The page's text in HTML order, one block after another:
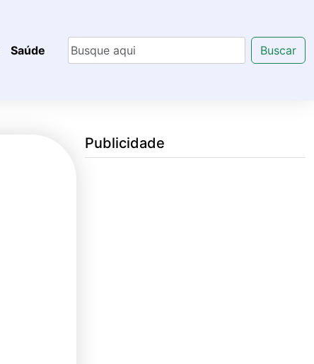
Saúde Buscar
Publicidade